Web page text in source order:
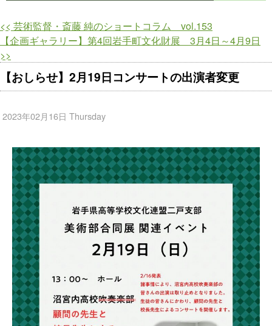
<< 芸術監督・斎藤 純のショートコラム vol.153
【企画ギャラリー】第4回岩手町文化財展 3月4日～4月9日
>>
【おしらせ】2月19日コンサートの出演者変更
2023年02月16日 Thursday